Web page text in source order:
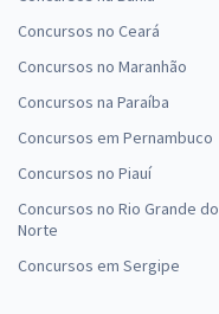
Concursos no Ceará
Concursos no Maranhão
Concursos na Paraíba
Concursos em Pernambuco
Concursos no Piauí
Concursos no Rio Grande do
Norte
Concursos em Sergipe